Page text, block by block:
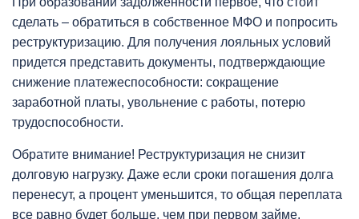
сделать – обратиться в собственное МФО и попросить
реструктуризацию. Для получения лояльных условий
придется представить документы, подтверждающие
снижение платежеспособности: сокращение
заработной платы, увольнение с работы, потерю
трудоспособности.
Обратите внимание! Реструктуризация не снизит
долговую нагрузку. Даже если сроки погашения долга
перенесут, а процент уменьшится, то общая переплата
все равно будет больше, чем при первом займе.